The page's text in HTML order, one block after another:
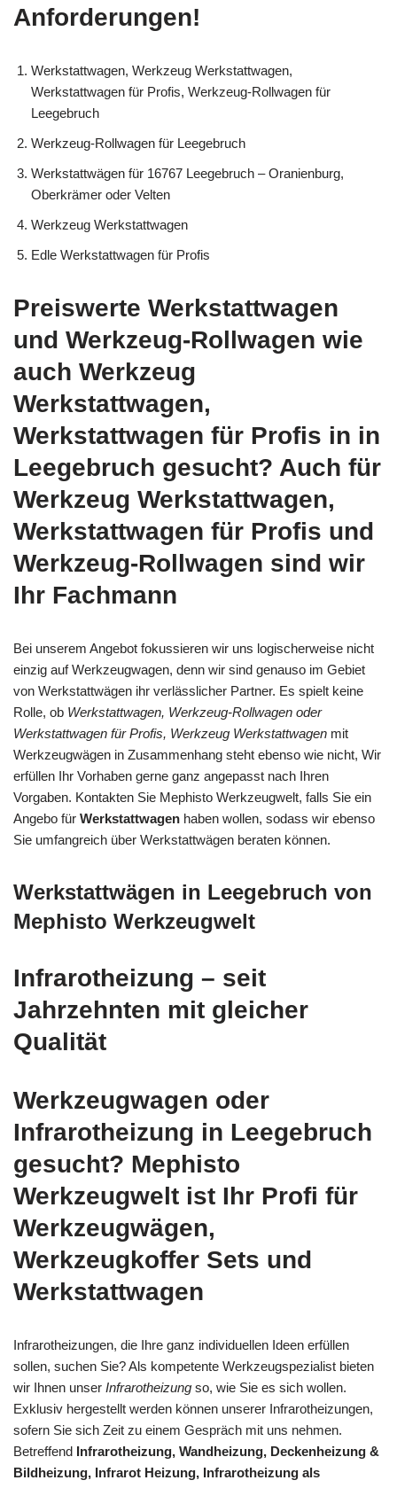
Anforderungen!
Werkstattwagen, Werkzeug Werkstattwagen,
Werkstattwagen für Profis, Werkzeug-Rollwagen für
Leegebruch
Werkzeug-Rollwagen für Leegebruch
Werkstattwägen für 16767 Leegebruch – Oranienburg,
Oberkrämer oder Velten
Werkzeug Werkstattwagen
Edle Werkstattwagen für Profis
Preiswerte Werkstattwagen
und Werkzeug-Rollwagen wie
auch Werkzeug
Werkstattwagen,
Werkstattwagen für Profis in in
Leegebruch gesucht? Auch für
Werkzeug Werkstattwagen,
Werkstattwagen für Profis und
Werkzeug-Rollwagen sind wir
Ihr Fachmann
Bei unserem Angebot fokussieren wir uns logischerweise nicht
einzig auf Werkzeugwagen, denn wir sind genauso im Gebiet
von Werkstattwägen ihr verlässlicher Partner. Es spielt keine
Rolle, ob Werkstattwagen, Werkzeug-Rollwagen oder
Werkstattwagen für Profis, Werkzeug Werkstattwagen mit
Werkzeugwägen in Zusammenhang steht ebenso wie nicht, Wir
erfüllen Ihr Vorhaben gerne ganz angepasst nach Ihren
Vorgaben. Kontakten Sie Mephisto Werkzeugwelt, falls Sie ein
Angebo für Werkstattwagen haben wollen, sodass wir ebenso
Sie umfangreich über Werkstattwägen beraten können.
Werkstattwägen in Leegebruch von
Mephisto Werkzeugwelt
Infrarotheizung – seit
Jahrzehnten mit gleicher
Qualität
Werkzeugwagen oder
Infrarotheizung in Leegebruch
gesucht? Mephisto
Werkzeugwelt ist Ihr Profi für
Werkzeugwägen,
Werkzeugkoffer Sets und
Werkstattwagen
Infrarotheizungen, die Ihre ganz individuellen Ideen erfüllen
sollen, suchen Sie? Als kompetente Werkzeugspezialist bieten
wir Ihnen unser Infrarotheizung so, wie Sie es sich wollen.
Exklusiv hergestellt werden können unserer Infrarotheizungen,
sofern Sie sich Zeit zu einem Gespräch mit uns nehmen.
Betreffend Infrarotheizung, Wandheizung, Deckenheizung &
Bildheizung, Infrarot Heizung, Infrarotheizung als